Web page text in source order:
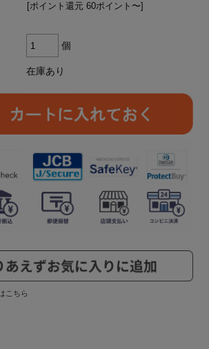
[ポイント還元 60ポイント〜]
個
在庫あり
こちら